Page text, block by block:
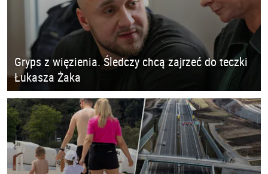
Gryps z więzienia. Śledczy chcą zajrzeć do teczki
Łukasza Żaka